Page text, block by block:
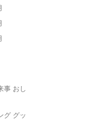
事 おし
グ グッ